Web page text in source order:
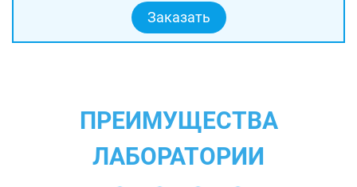
Заказать
ПРЕИМУЩЕСТВА
ЛАБОРАТОРИИ